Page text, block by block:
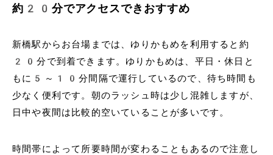
約20分でアクセスできおすすめ
新橋駅からお台場までは、ゆりかもめを利用すると約
20分で到着できます。ゆりかもめは、平日・休日と
もに5～10分間隔で運行しているので、待ち時間も
少なく便利です。朝のラッシュ時は少し混雑しますが、
日中や夜間は比較的空いていることが多いです。
時間帯によって所要時間が変わることもあるので注意し